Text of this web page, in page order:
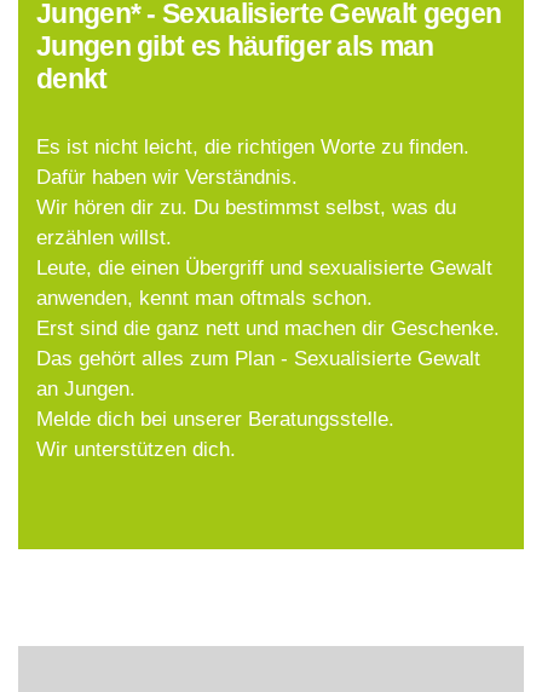
Jungen* - Sexualisierte Gewalt gegen
Jungen gibt es häufiger als man
denkt
Es ist nicht leicht, die richtigen Worte zu finden.
Dafür haben wir Verständnis.
Wir hören dir zu. Du bestimmst selbst, was du
erzählen willst.
Leute, die einen Übergriff und sexualisierte Gewalt
anwenden, kennt man oftmals schon.
Erst sind die ganz nett und machen dir Geschenke.
Das gehört alles zum Plan - Sexualisierte Gewalt
an Jungen.
Melde dich bei unserer Beratungsstelle.
Wir unterstützen dich.